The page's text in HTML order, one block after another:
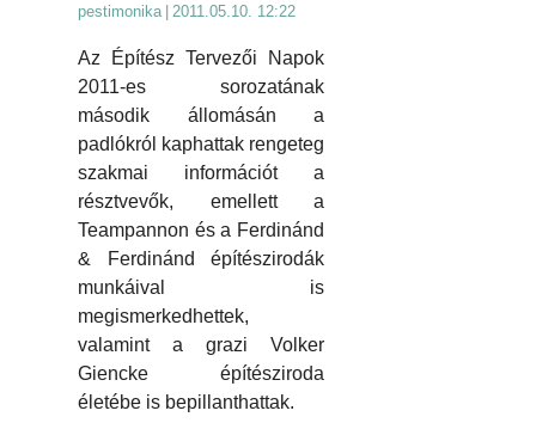
pestimonika | 2011.05.10. 12:22
Az Építész Tervezői Napok
2011-es sorozatának
második állomásán a
padlókról kaphattak rengeteg
szakmai információt a
résztvevők, emellett a
Teampannon és a Ferdinánd
& Ferdinánd építészirodák
munkáival is
megismerkedhettek,
valamint a grazi Volker
Giencke építésziroda
életébe is bepillanthattak.